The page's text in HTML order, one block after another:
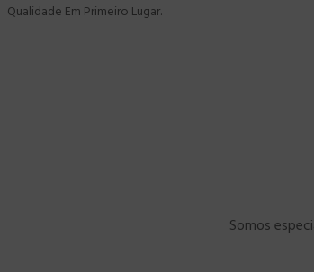
Qualidade Em Primeiro Lugar.
Somos